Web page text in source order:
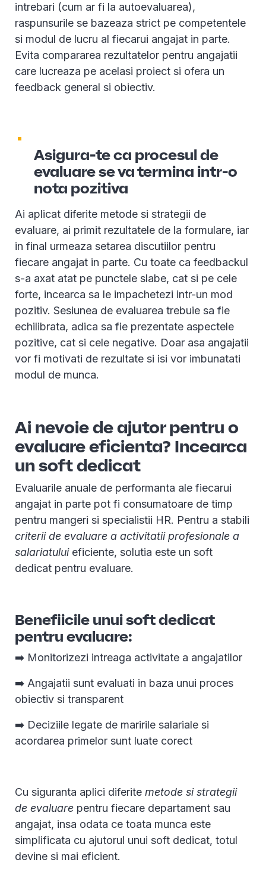
intrebari (cum ar fi la autoevaluarea),
raspunsurile se bazeaza strict pe competentele
si modul de lucru al fiecarui angajat in parte.
Evita compararea rezultatelor pentru angajatii
care lucreaza pe acelasi proiect si ofera un
feedback general si obiectiv.
Asigura-te ca procesul de
evaluare se va termina intr-o
nota pozitiva
Ai aplicat diferite metode si strategii de
evaluare, ai primit rezultatele de la formulare, iar
in final urmeaza setarea discutiilor pentru
fiecare angajat in parte. Cu toate ca feedbackul
s-a axat atat pe punctele slabe, cat si pe cele
forte, incearca sa le impachetezi intr-un mod
pozitiv. Sesiunea de evaluarea trebuie sa fie
echilibrata, adica sa fie prezentate aspectele
pozitive, cat si cele negative. Doar asa angajatii
vor fi motivati de rezultate si isi vor imbunatati
modul de munca.
Ai nevoie de ajutor pentru o
evaluare eficienta? Incearca
un soft dedicat
Evaluarile anuale de performanta ale fiecarui
angajat in parte pot fi consumatoare de timp
pentru mangeri si specialistii HR. Pentru a stabili
criterii de evaluare a activitatii profesionale a
salariatului eficiente, solutia este un soft
dedicat pentru evaluare.
Benefiicile unui soft dedicat
pentru evaluare:
➡️ Monitorizezi intreaga activitate a angajatilor
➡️ Angajatii sunt evaluati in baza unui proces
obiectiv si transparent
➡️ Deciziile legate de maririle salariale si
acordarea primelor sunt luate corect
Cu siguranta aplici diferite metode si strategii
de evaluare pentru fiecare departament sau
angajat, insa odata ce toata munca este
simplificata cu ajutorul unui soft dedicat, totul
devine si mai eficient.